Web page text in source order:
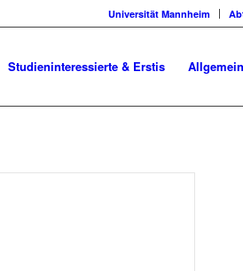
Universität Mannheim
Studieninteressierte & Erstis Allgemein